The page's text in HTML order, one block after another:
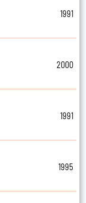
1991
2000
1991
1995